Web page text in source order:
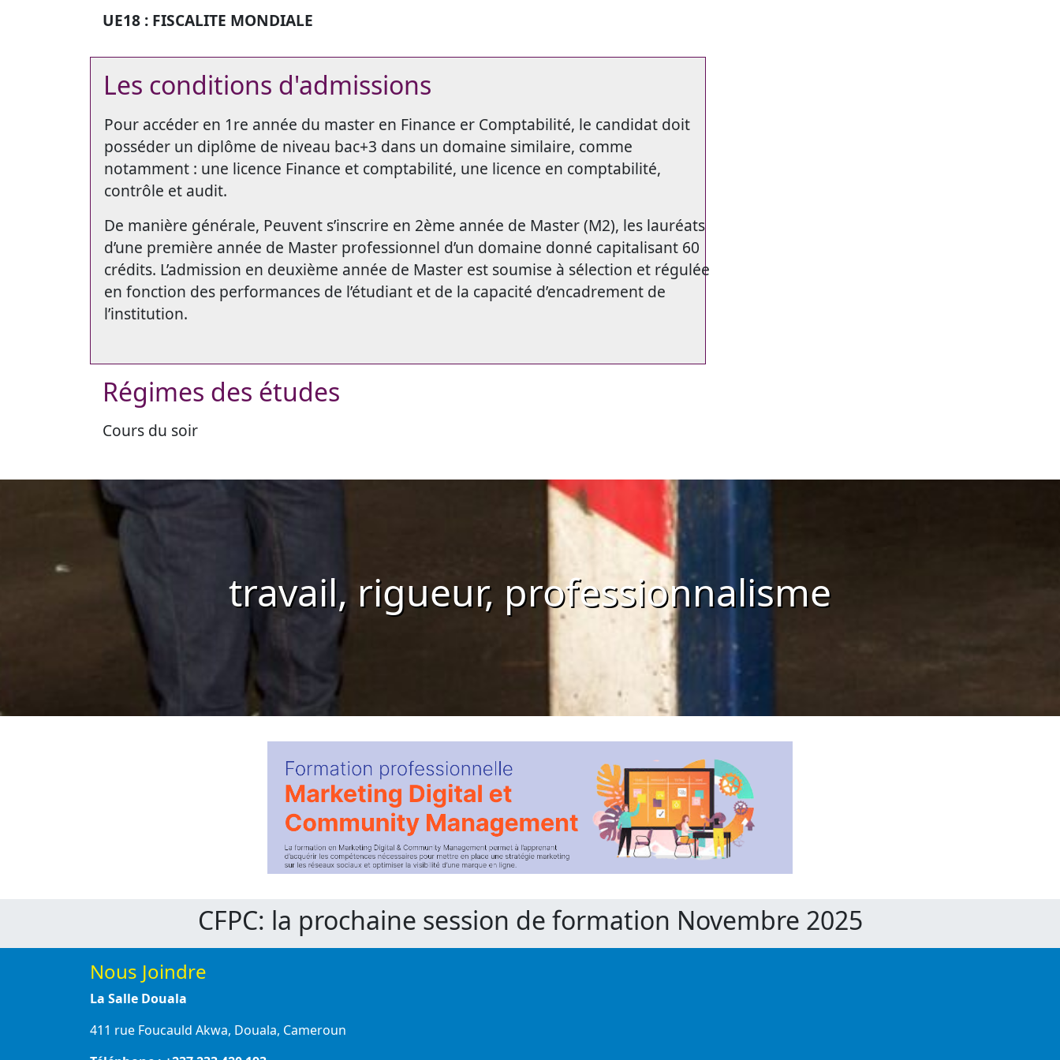
UE18 : FISCALITE MONDIALE
Les conditions d'admissions
Pour accéder en 1re année du master en Finance er Comptabilité, le candidat doit
posséder un diplôme de niveau bac+3 dans un domaine similaire, comme
notamment : une licence Finance et comptabilité, une licence en comptabilité,
contrôle et audit.
De manière générale, Peuvent s’inscrire en 2ème année de Master (M2), les lauréats
d’une première année de Master professionnel d’un domaine donné capitalisant 60
crédits. L’admission en deuxième année de Master est soumise à sélection et régulée
en fonction des performances de l’étudiant et de la capacité d’encadrement de
l’institution.
Régimes des études
Cours du soir
travail, rigueur, professionnalisme
CFPC: la prochaine session de formation Novembre 2025
Nous Joindre
La Salle Douala
411 rue Foucauld Akwa, Douala, Cameroun